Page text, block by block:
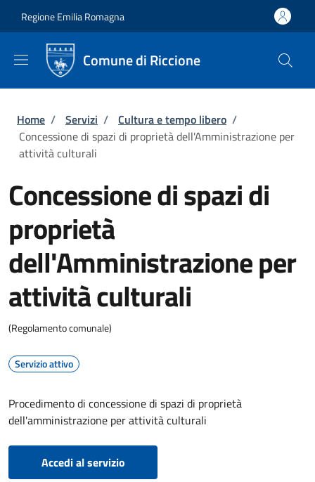
Regione Emilia Romagna
Comune di Riccione
Briciole di pane
Home / Servizi / Cultura e tempo libero /
Concessione di spazi di proprietà dell'Amministrazione per
attività culturali
Concessione di spazi di
proprietà
dell'Amministrazione per
attività culturali
(Regolamento comunale)
Servizio attivo
Procedimento di concessione di spazi di proprietà
dell'amministrazione per attività culturali
Accedi al servizio